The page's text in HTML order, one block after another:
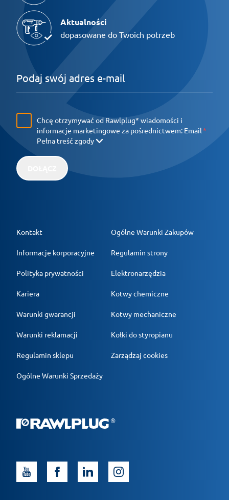
Aktualności
dopasowane do Twoich potrzeb
Chcę otrzymywać od Rawlplug* wiadomości i
informacje marketingowe za pośrednictwem: Email
Pełna treść zgody
Kontakt
Informacje korporacyjne
Polityka prywatności
Kariera
Warunki gwarancji
Warunki reklamacji
Regulamin sklepu
Ogólne Warunki Sprzedaży
Ogólne Warunki Zakupów
Regulamin strony
Elektronarzędzia
Kotwy chemiczne
Kotwy mechaniczne
Kołki do styropianu
Zarządzaj cookies